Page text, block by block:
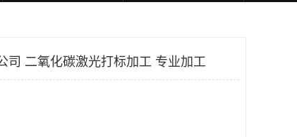
司 二氧化碳激光打标加工 专业加工